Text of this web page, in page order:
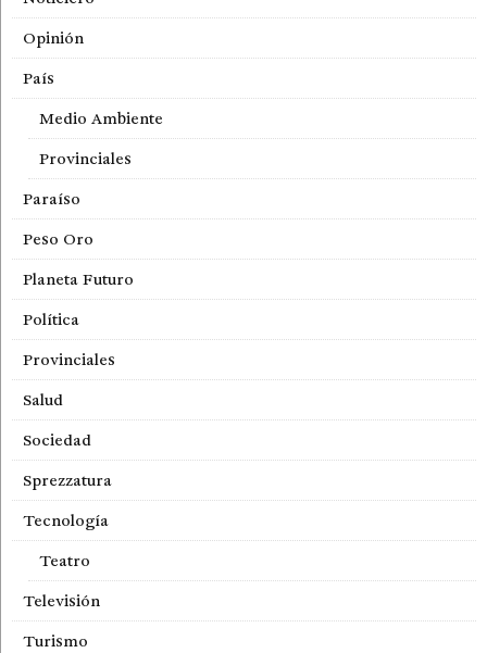
Opinión
País
Medio Ambiente
Provinciales
Paraíso
Peso Oro
Planeta Futuro
Política
Provinciales
Salud
Sociedad
Sprezzatura
Tecnología
Teatro
Televisión
Turismo